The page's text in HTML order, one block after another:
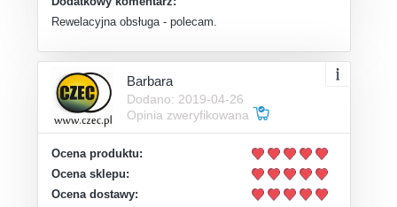
Rewelacyjna obsługa - polecam.
Barbara
Dodano: 2019-04-26
Opinia zweryfikowana
Ocena produktu:
Ocena sklepu:
Ocena dostawy: